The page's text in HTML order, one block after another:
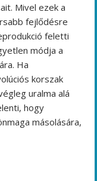
Mivel ezek a
fejlődésre
feletti
módja a
Ha
korszak
uralma alá
hogy
másolására,